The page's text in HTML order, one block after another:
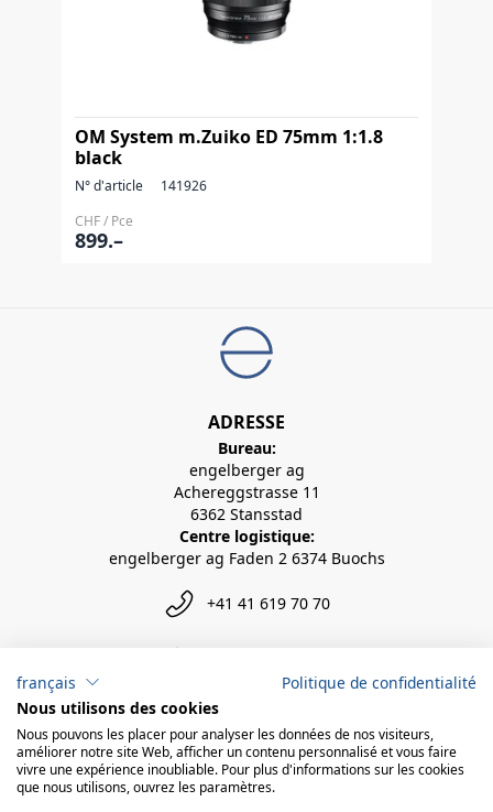
OM System m.Zuiko ED 75mm 1:1.8
black
N° d'article
141926
CHF / Pce
899.–
ADRESSE
Bureau:
engelberger ag
Achereggstrasse 11
6362 Stansstad
Centre logistique:
engelberger ag Faden 2 6374 Buochs
+41 41 619 70 70
français
Politique de confidentialité
Nous utilisons des cookies
Nous pouvons les placer pour analyser les données de nos visiteurs,
améliorer notre site Web, afficher un contenu personnalisé et vous faire
vivre une expérience inoubliable. Pour plus d'informations sur les cookies
que nous utilisons, ouvrez les paramètres.